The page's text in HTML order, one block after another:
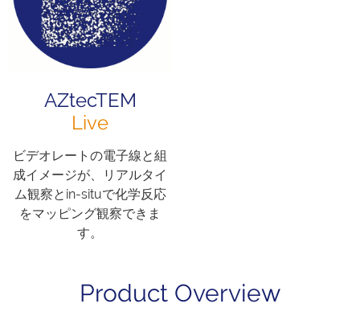
AZtecTEM
Live
ビデオレートの電子線と組
成イメージが、リアルタイ
ム観察とin-situで化学反応
をマッピング観察できま
す。
Product Overview